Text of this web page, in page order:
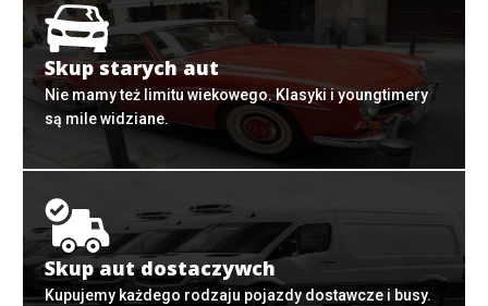
Skup starych aut
Nie mamy też limitu wiekowego. Klasyki i youngtimery
są mile widziane.
Skup aut dostaczywch
Kupujemy każdego rodzaju pojazdy dostawcze i busy.